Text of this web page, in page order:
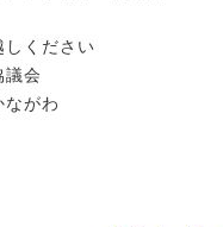
ください
議会
がわ